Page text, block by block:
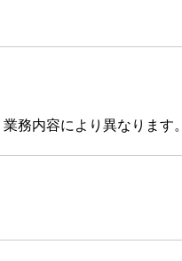
務内容により異なります。